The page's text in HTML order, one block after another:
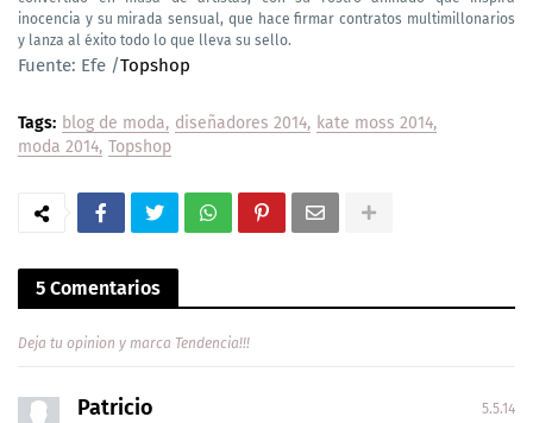
inocencia y su mirada sensual, que hace firmar contratos multimillonarios
y lanza al éxito todo lo que lleva su sello.
Fuente: Efe /Topshop
Tags: blog de moda diseñadores 2014
kate moss 2014
moda 2014 Topshop
5 Comentarios
Deja tu opinion y marca Tendencia!!!
Patricio 5.5.14